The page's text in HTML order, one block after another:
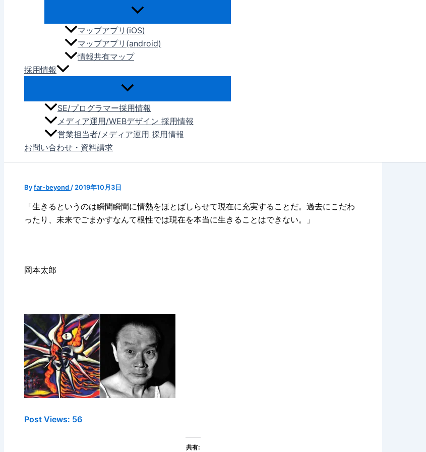
マップアプリ(iOS)
マップアプリ(android)
情報共有マップ
採用情報
SE/プログラマー採用情報
メディア運用/WEBデザイン 採用情報
営業担当者/メディア運用 採用情報
お問い合わせ・資料請求
Byfar-beyond / 2019年10月3日
「生きるというのは瞬間瞬間に情熱をほとばしらせて現在に充実することだ。過去にこだわ
ったり、未来でごまかすなんて根性では現在を本当に生きることはできない。」
岡本太郎
Post Views: 56
共有: